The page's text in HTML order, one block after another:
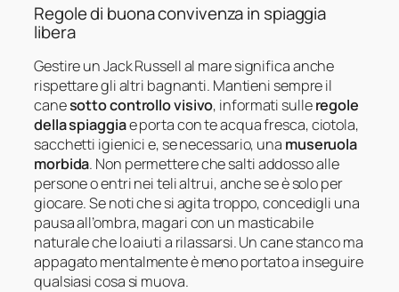
Regole di buona convivenza in spiaggia
libera
Gestire un Jack Russell al mare significa anche
rispettare gli altri bagnanti. Mantieni sempre il
canesotto controllo visivo, informati sulleregole
della spiaggiae porta con te acqua fresca, ciotola,
sacchetti igienici e, se necessario, una museruola
morbida. Non permettere che salti addosso alle
persone o entri nei teli altrui, anche se è solo per
giocare. Se noti che si agita troppo, concedigli una
pausa all’ombra, magari con un masticabile
naturale che lo aiuti a rilassarsi. Un cane stanco ma
appagato mentalmente è meno portato a inseguire
qualsiasi cosa si muova.